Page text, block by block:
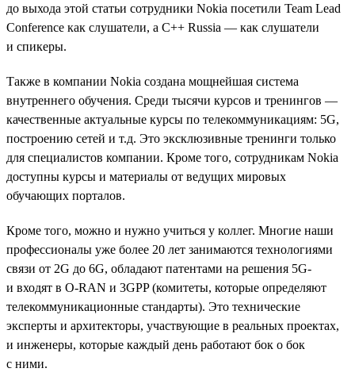
до выхода этой статьи сотрудники Nokia посетили Team Lead
Conference как слушатели, а C++ Russia — как слушатели
и спикеры.
Также в компании Nokia создана мощнейшая система
внутреннего обучения. Среди тысячи курсов и тренингов —
качественные актуальные курсы по телекоммуникациям: 5G,
построению сетей и т.д. Это эксклюзивные тренинги только
для специалистов компании. Кроме того, сотрудникам Nokia
доступны курсы и материалы от ведущих мировых
обучающих порталов.
Кроме того, можно и нужно учиться у коллег. Многие наши
профессионалы уже более 20 лет занимаются технологиями
связи от 2G до 6G, обладают патентами на решения 5G-
и входят в O-RAN и 3GPP (комитеты, которые определяют
телекоммуникационные стандарты). Это технические
эксперты и архитекторы, участвующие в реальных проектах,
и инженеры, которые каждый день работают бок о бок
с ними.